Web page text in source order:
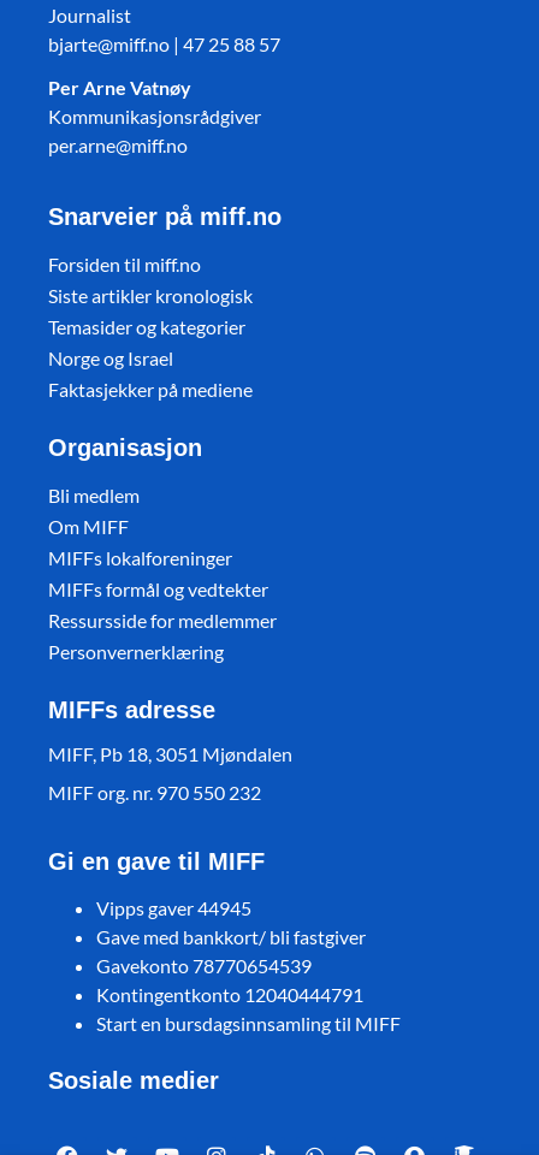
Journalist
bjarte@miff.no | 47 25 88 57
Per Arne Vatnøy
Kommunikasjonsrådgiver
per.arne@miff.no
Snarveier på miff.no
Forsiden til miff.no
Siste artikler kronologisk
Temasider og kategorier
Norge og Israel
Faktasjekker på mediene
Organisasjon
Bli medlem
Om MIFF
MIFFs lokalforeninger
MIFFs formål og vedtekter
Ressursside for medlemmer
Personvernerklæring
MIFFs adresse
MIFF, Pb 18, 3051 Mjøndalen
MIFF org. nr. 970 550 232
Gi en gave til MIFF
Vipps gaver 44945
Gave med bankkort/ bli fastgiver
Gavekonto 78770654539
Kontingentkonto 12040444791
Start en bursdagsinnsamling til MIFF
Sosiale medier